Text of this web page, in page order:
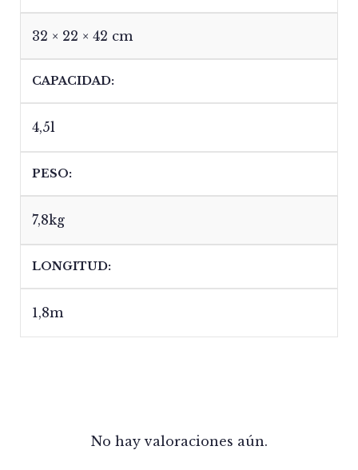
32 × 22 × 42 cm
CAPACIDAD
4,5l
PESO
7,8kg
LONGITUD
1,8m
No hay valoraciones aún.